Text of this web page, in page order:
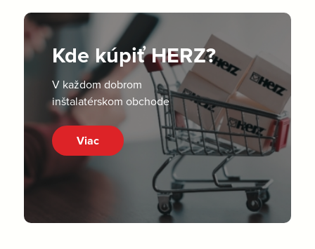
Kde kúpiť HERZ?
V každom dobrom
inštalatérskom obchode
Viac